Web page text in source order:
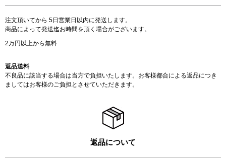
注文頂いてから 5日営業日以内に発送します。
商品によって発送迄お時間を頂く場合がございます。
2万円以上から無料
返品送料
不良品に該当する場合は当方で負担いたします。お客様都合による返品につき
ましてはお客様のご負担とさせていただきます。
返品について